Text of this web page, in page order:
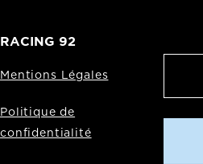
RACING 92
Mentions Légales
Politique de
confidentialité